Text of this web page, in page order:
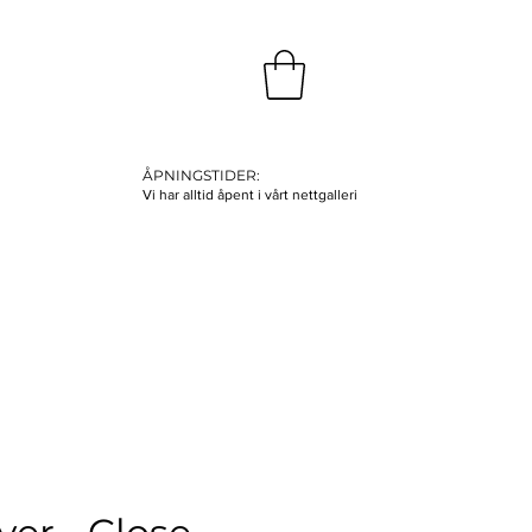
ÅPNINGSTIDER:
Vi har alltid åpent i vårt nettgalleri